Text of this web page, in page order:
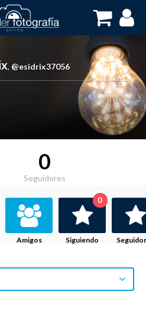
, @esidrix37056
0
Seguidores
Amigos Siguiendo
0